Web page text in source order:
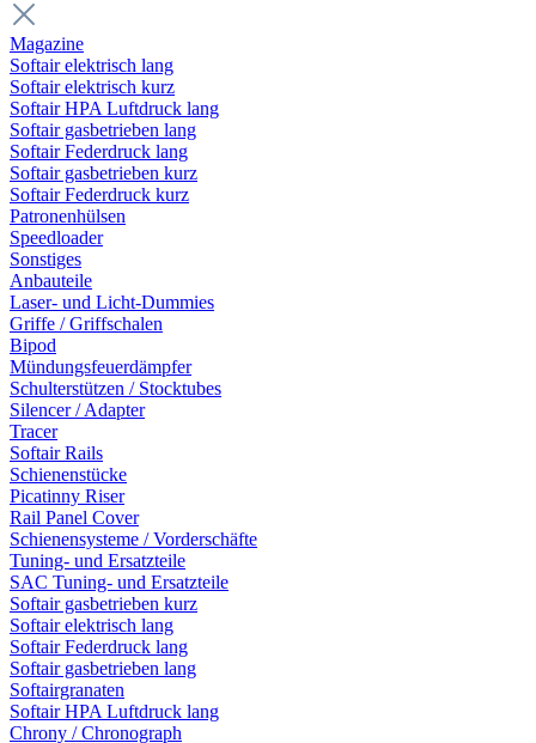
Magazine
Softair elektrisch lang
Softair elektrisch kurz
Softair HPA Luftdruck lang
Softair gasbetrieben lang
Softair Federdruck lang
Softair gasbetrieben kurz
Softair Federdruck kurz
Patronenhülsen
Speedloader
Sonstiges
Anbauteile
Laser- und Licht-Dummies
Griffe / Griffschalen
Bipod
Mündungsfeuerdämpfer
Schulterstützen / Stocktubes
Silencer / Adapter
Tracer
Softair Rails
Schienenstücke
Picatinny Riser
Rail Panel Cover
Schienensysteme / Vorderschäfte
Tuning- und Ersatzteile
SAC Tuning- und Ersatzteile
Softair gasbetrieben kurz
Softair elektrisch lang
Softair Federdruck lang
Softair gasbetrieben lang
Softairgranaten
Softair HPA Luftdruck lang
Chrony / Chronograph